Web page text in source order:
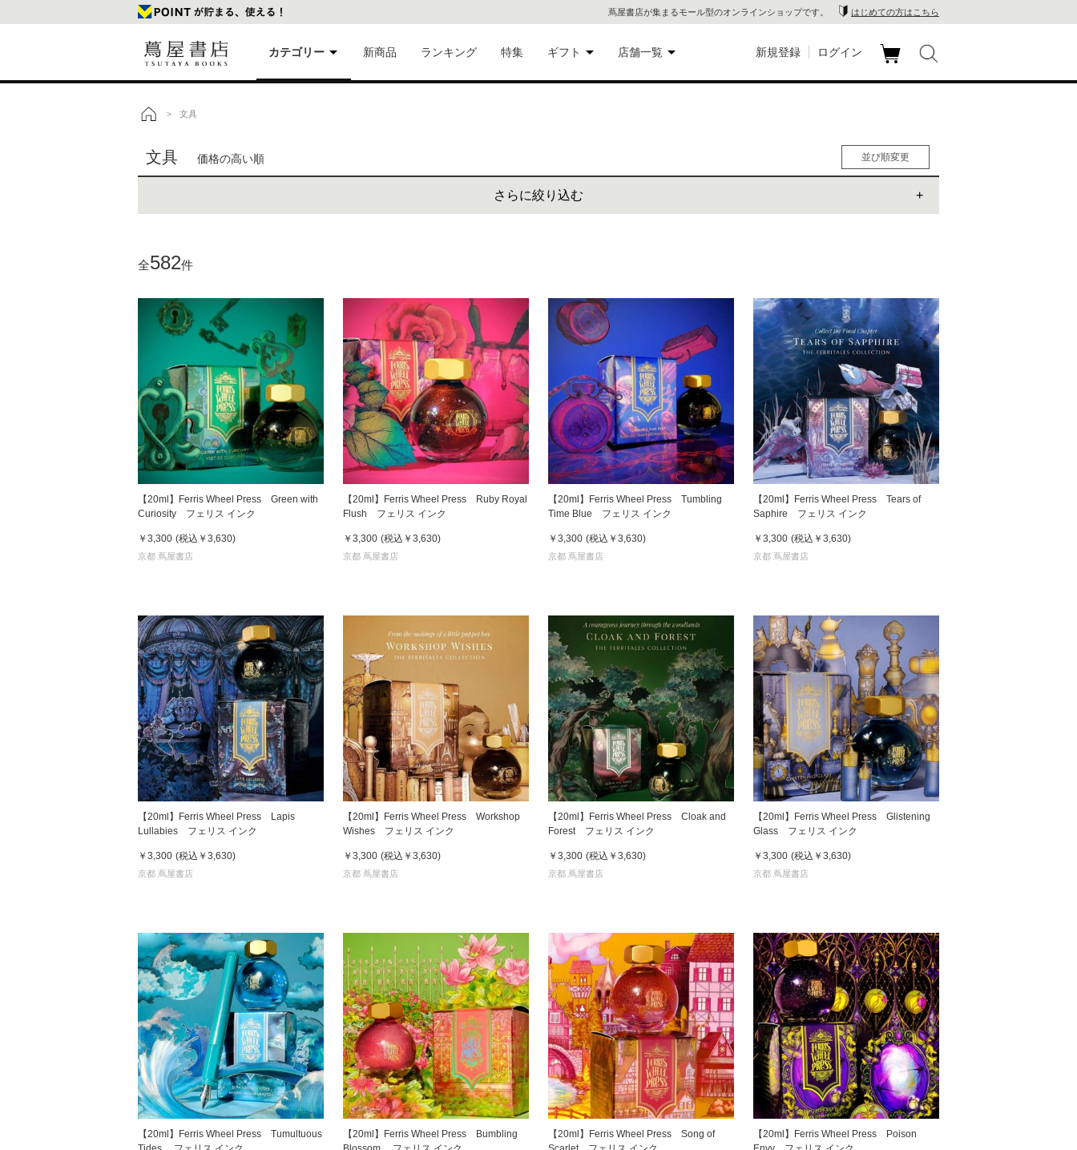
蔦屋書店が集まるモール型のオンラインショップです。 はじめての方はこちら
カテゴリー
文具
雑貨
家電
食品
新商品 ランキング 特集 ギフト 店舗一覧
六本木 蔦
屋書店
京都 蔦屋
書店
京都岡崎
蔦屋書店
枚方 蔦屋
書店
広島 蔦屋
書店
六本松 蔦
新規登録 ログイン
> 文具
文具 価格の高い順
さらに絞り込む
全582件
並び順変更
人気順
女性人気順
【20ml】Ferris Wheel Press Green with
Curiosity フェリス インク
￥3,300 (税込 ￥3,630)
京都 蔦屋書店
【20ml】Ferris Wheel Press Ruby Royal
Flush フェリス インク
￥3,300 (税込 ￥3,630)
京都 蔦屋書店
【20ml】Ferris Wheel Press Tumbling
Time Blue フェリス インク
￥3,300 (税込 ￥3,630)
京都 蔦屋書店
【20ml】Ferris Wheel Press Tears of
Saphire フェリス インク
￥3,300 (税込 ￥3,630)
京都 蔦屋書店
【20ml】Ferris Wheel Press Lapis
Lullabies フェリス インク
￥3,300 (税込 ￥3,630)
京都 蔦屋書店
【20ml】Ferris Wheel Press Workshop
Wishes フェリス インク
￥3,300 (税込 ￥3,630)
京都 蔦屋書店
【20ml】Ferris Wheel Press Cloak and
Forest フェリス インク
￥3,300 (税込 ￥3,630)
京都 蔦屋書店
【20ml】Ferris Wheel Press Glistening
Glass フェリス インク
￥3,300 (税込 ￥3,630)
京都 蔦屋書店
【20ml】Ferris Wheel Press Tumultuous
【20ml】Ferris Wheel Press Bumbling
【20ml】Ferris Wheel Press Song of
【20ml】Ferris Wheel Press Poison